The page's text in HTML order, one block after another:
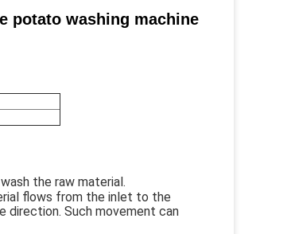
potato washing machine
the raw material.
flows from the inlet to the
direction. Such movement can